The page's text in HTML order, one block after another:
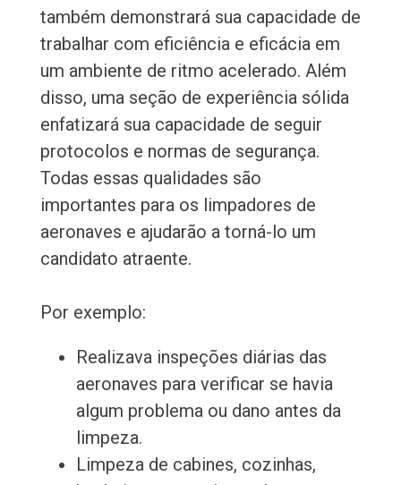
também demonstrará sua capacidade de
trabalhar com eficiência e eficácia em
um ambiente de ritmo acelerado. Além
disso, uma seção de experiência sólida
enfatizará sua capacidade de seguir
protocolos e normas de segurança.
Todas essas qualidades são
importantes para os limpadores de
aeronaves e ajudarão a torná-lo um
candidato atraente.
Por exemplo:
Realizava inspeções diárias das
aeronaves para verificar se havia
algum problema ou dano antes da
limpeza.
Limpeza de cabines, cozinhas,